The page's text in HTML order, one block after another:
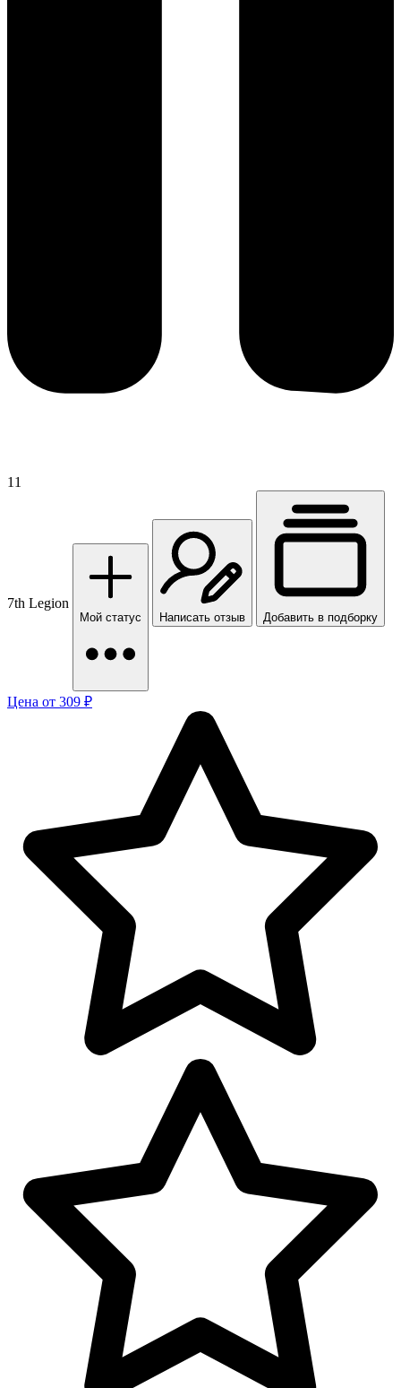
11
7th Legion
Мой статус Написать отзыв Добавить в подборку
Цена от 309 ₽